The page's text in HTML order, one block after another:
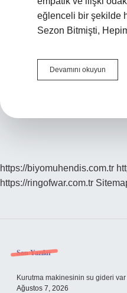
eğlenceli bir şekilde
Sezon Bitmişti,
Devamını okuyun
If
https://biyomuhendis.com.tr
https://ringofwar.com.tr
Sidebar
Son Yazılar
Kurutma makinesinin su gideri var
Ağustos 7, 2026